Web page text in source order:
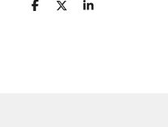
T
T
T